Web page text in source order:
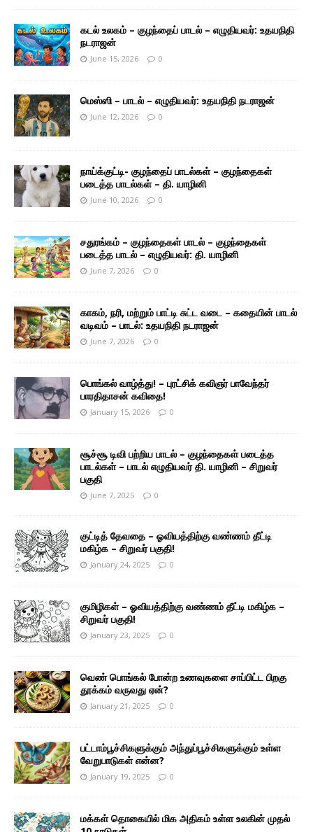
கடல் உலகம் – குழந்தைப் பாடல் – எழுதியவர்: உதயநிதி
நடராஜன்
June 15, 2026 0
மெஸ்ஸி – பாடல் – எழுதியவர்: உதயநிதி நடராஜன்
June 12, 2026 0
நாய்க்குட்டி- குழந்தைப் பாடல்கள் – குழந்தைகள்
படைத்த பாடல்கள் – தி. யாழினி
June 10, 2026 0
சதுரங்கம் – குழந்தைகள் பாடல் – குழந்தைகள்
படைத்த பாடல் – எழுதியவர்: தி. யாழினி
June 7, 2026 0
காகம், நரி, மற்றும் பாட்டி சுட்ட வடை – கதையின் பாடல்
வடிவம் – பாடல்: உதயநிதி நடராஜன்
June 7, 2026 0
பொங்கல் வாழ்த்து! – புரட்சிக் கவிஞர் பாவேந்தர்
பாரதிதாசன் கவிதை!
January 15, 2026 0
சூச்சூ டிவி பற்றிய பாடல் – குழந்தைகள் படைத்த
பாடல்கள் – பாடல் எழுதியவர் தி. யாழினி – சிறுவர்
பகுதி
June 7, 2025 0
குட்டித் தேவதை – ஓவியத்திற்கு வண்ணம் தீட்டி
மகிழ்க – சிறுவர் பகுதி!
January 24, 2025 0
குமிழிகள் – ஓவியத்திற்கு வண்ணம் தீட்டி மகிழ்க –
சிறுவர் பகுதி!
January 23, 2025 0
வெண் பொங்கல் போன்ற உணவுகளை சாப்பிட்ட பிறகு
தூக்கம் வருவது ஏன்?
January 21, 2025 0
பட்டாம்பூச்சிகளுக்கும் அந்துப்பூச்சிகளுக்கும் உள்ள
வேறுபாடுகள் என்ன?
January 19, 2025 0
மக்கள் தொகையில் மிக அதிகம் உள்ள உலகின் முதல்